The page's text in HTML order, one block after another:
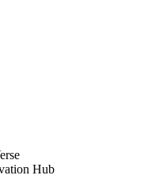
Hub